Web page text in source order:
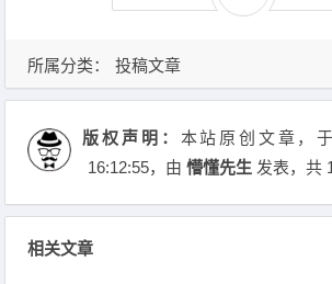
所属分类： 投稿文章
版权声明： 本站原创文章，
16:12:55，由懵懂先生 发表，共
相关文章